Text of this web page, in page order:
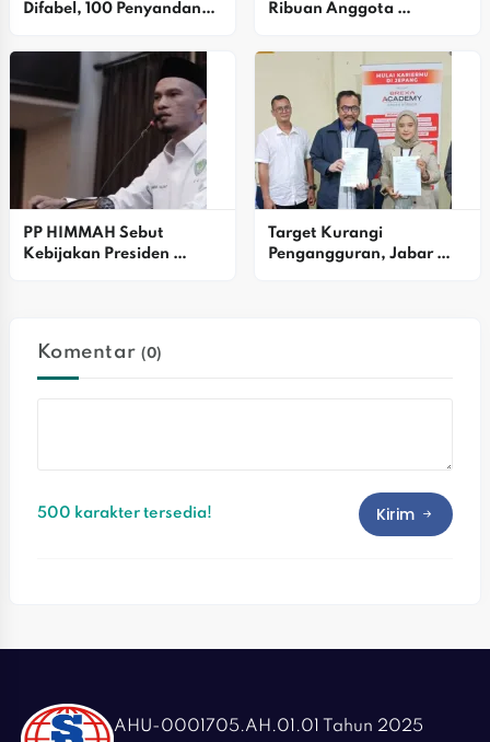
Difabel, 100 Penyandang
Karawang
Ribuan Anggota
Padati Istora Senayan
PP HIMMAH Sebut
Kebijakan Presiden
Target Kurangi
Pengangguran, Jabar
Komentar(0)
500 karakter tersedia! Kirim
AHU-0001705.AH.01.01 Tahun 2025